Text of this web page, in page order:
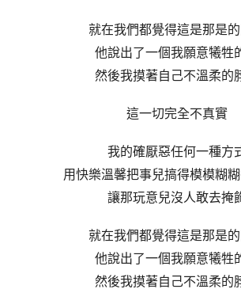
就在我們都覺得這是那是
他說出了一個我願意犧牲
然後我摸著自己不溫柔的
這一切完全不真實
我的確厭惡任何一種方
用快樂溫馨把事兒搞得模模糊
讓那玩意兒沒人敢去掩
就在我們都覺得這是那是
他說出了一個我願意犧牲
然後我摸著自己不溫柔的